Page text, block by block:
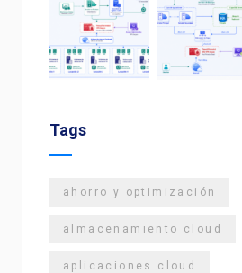
Tags
ahorro y optimización
almacenamiento cloud
aplicaciones cloud